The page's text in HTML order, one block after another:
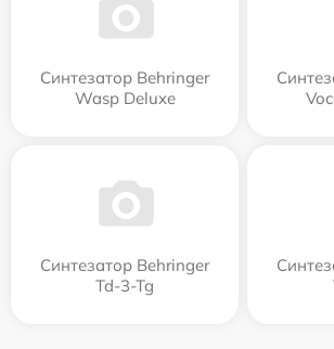
Синтезатор Behringer
Wasp Deluxe
Синтезатор Behringer
Td-3-Tg